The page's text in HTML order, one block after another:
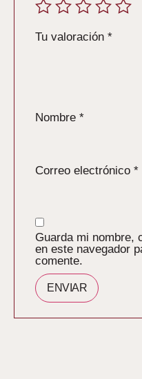
Tu valoración *
Nombre *
Correo electrónico *
Guarda mi nombre,
en este navegador
comente.